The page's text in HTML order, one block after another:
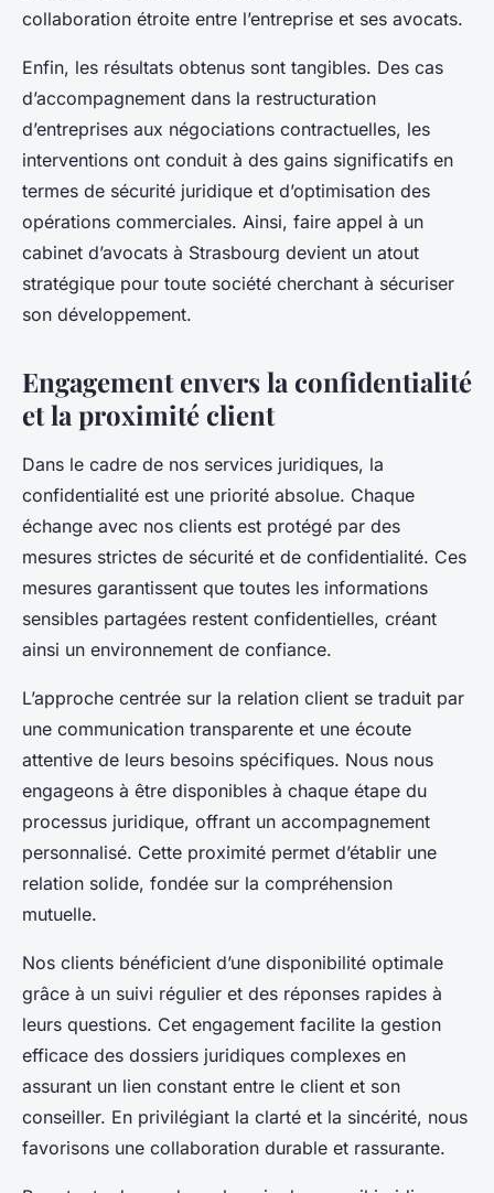
collaboration étroite entre l’entreprise et ses avocats.
Enfin, les résultats obtenus sont tangibles. Des cas
d’accompagnement dans la restructuration
d’entreprises aux négociations contractuelles, les
interventions ont conduit à des gains significatifs en
termes de sécurité juridique et d’optimisation des
opérations commerciales. Ainsi, faire appel à un
cabinet d’avocats à Strasbourg devient un atout
stratégique pour toute société cherchant à sécuriser
son développement.
Engagement envers la confidentialité
et la proximité client
Dans le cadre de nos services juridiques, la
confidentialité est une priorité absolue. Chaque
échange avec nos clients est protégé par des
mesures strictes de sécurité et de confidentialité. Ces
mesures garantissent que toutes les informations
sensibles partagées restent confidentielles, créant
ainsi un environnement de confiance.
L’approche centrée sur la relation client se traduit par
une communication transparente et une écoute
attentive de leurs besoins spécifiques. Nous nous
engageons à être disponibles à chaque étape du
processus juridique, offrant un accompagnement
personnalisé. Cette proximité permet d’établir une
relation solide, fondée sur la compréhension
mutuelle.
Nos clients bénéficient d’une disponibilité optimale
grâce à un suivi régulier et des réponses rapides à
leurs questions. Cet engagement facilite la gestion
efficace des dossiers juridiques complexes en
assurant un lien constant entre le client et son
conseiller. En privilégiant la clarté et la sincérité, nous
favorisons une collaboration durable et rassurante.